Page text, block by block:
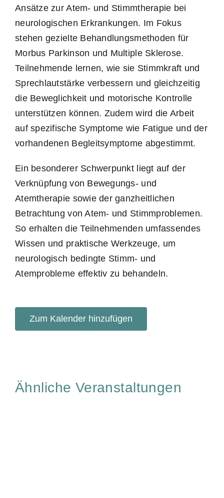
Ansätze zur Atem- und Stimmtherapie bei
neurologischen Erkrankungen. Im Fokus
stehen gezielte Behandlungsmethoden für
Morbus Parkinson und Multiple Sklerose.
Teilnehmende lernen, wie sie Stimmkraft und
Sprechlautstärke verbessern und gleichzeitig
die Beweglichkeit und motorische Kontrolle
unterstützen können. Zudem wird die Arbeit
auf spezifische Symptome wie Fatigue und der
vorhandenen Begleitsymptome abgestimmt.
Ein besonderer Schwerpunkt liegt auf der
Verknüpfung von Bewegungs- und
Atemtherapie sowie der ganzheitlichen
Betrachtung von Atem- und Stimmproblemen.
So erhalten die Teilnehmenden umfassendes
Wissen und praktische Werkzeuge, um
neurologisch bedingte Stimm- und
Atemprobleme effektiv zu behandeln.
Zum Kalender hinzufügen
Ähnliche Veranstaltungen